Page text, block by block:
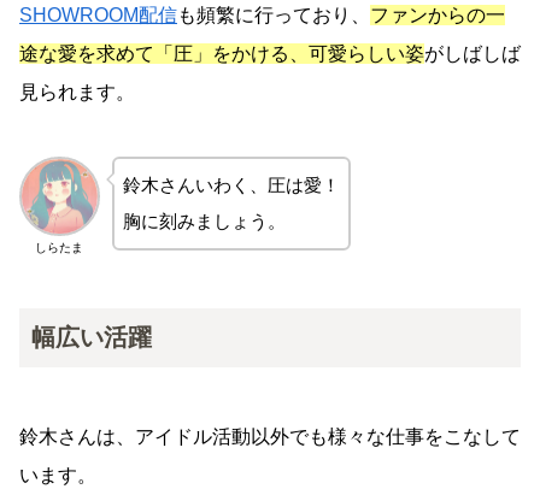
SHOWROOM配信も頻繁に行っており、 ファンからの一
途な愛を求めて「圧」をかける、可愛らしい姿がしばしば
見られます。
しらたま
鈴木さんいわく、圧は愛！
胸に刻みましょう。
幅広い活躍
鈴木さんは、アイドル活動以外でも様々な仕事をこなして
います。